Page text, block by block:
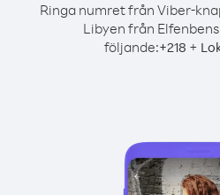
Ringa numret från Viber-
Libyen från
följande:+218 +